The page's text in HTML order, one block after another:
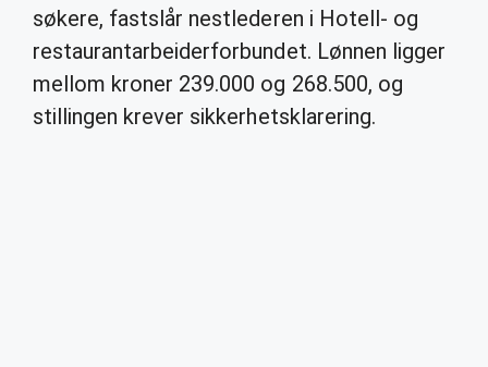
søkere, fastslår nestlederen i Hotell- og
restaurantarbeiderforbundet. Lønnen ligger
mellom kroner 239.000 og 268.500, og
stillingen krever sikkerhetsklarering.